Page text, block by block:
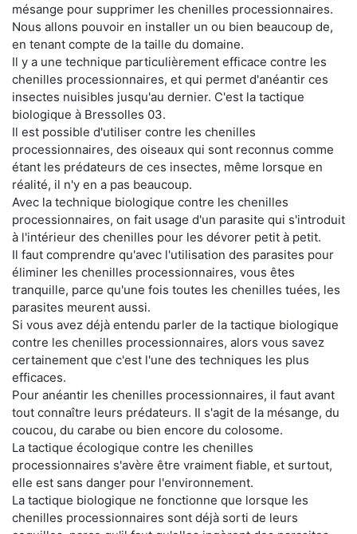
mésange pour supprimer les chenilles processionnaires.
Nous allons pouvoir en installer un ou bien beaucoup de,
en tenant compte de la taille du domaine.
Il y a une technique particulièrement efficace contre les
chenilles processionnaires, et qui permet d'anéantir ces
insectes nuisibles jusqu'au dernier. C'est la tactique
biologique à Bressolles 03.
Il est possible d'utiliser contre les chenilles
processionnaires, des oiseaux qui sont reconnus comme
étant les prédateurs de ces insectes, même lorsque en
réalité, il n'y en a pas beaucoup.
Avec la technique biologique contre les chenilles
processionnaires, on fait usage d'un parasite qui s'introduit
à l'intérieur des chenilles pour les dévorer petit à petit.
Il faut comprendre qu'avec l'utilisation des parasites pour
éliminer les chenilles processionnaires, vous êtes
tranquille, parce qu'une fois toutes les chenilles tuées, les
parasites meurent aussi.
Si vous avez déjà entendu parler de la tactique biologique
contre les chenilles processionnaires, alors vous savez
certainement que c'est l'une des techniques les plus
efficaces.
Pour anéantir les chenilles processionnaires, il faut avant
tout connaître leurs prédateurs. Il s'agit de la mésange, du
coucou, du carabe ou bien encore du colosome.
La tactique écologique contre les chenilles
processionnaires s'avère être vraiment fiable, et surtout,
elle est sans danger pour l'environnement.
La tactique biologique ne fonctionne que lorsque les
chenilles processionnaires sont déjà sorti de leurs